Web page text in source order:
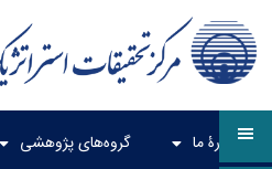
دربارۀ ما گروه‌های پژوهشی